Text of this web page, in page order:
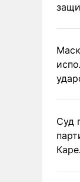
Суд